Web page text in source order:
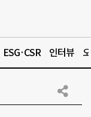
ESG·CSR 인터뷰